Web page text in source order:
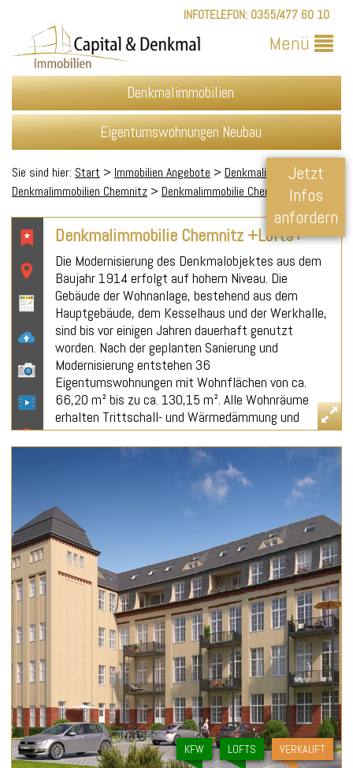
INFOTELEFON: 0355/477 60 10
Menü
Jetzt
Infos
anfordern
Denkmalimmobilien
Eigentumswohnungen Neubau
Sie sind hier: Start > Immobilien Angebote > Denkmalimmobilien>
Denkmalimmobilien Chemnitz > Denkmalimmobilie Chemnitz +Lofts+
Denkmalimmobilie Chemnitz +Lofts+
Die Modernisierung des Denkmalobjektes aus dem
Baujahr 1914 erfolgt auf hohem Niveau. Die
Gebäude der Wohnanlage, bestehend aus dem
Hauptgebäude, dem Kesselhaus und der Werkhalle,
sind bis vor einigen Jahren dauerhaft genutzt
worden. Nach der geplanten Sanierung und
Modernisierung entstehen 36
Eigentumswohnungen mit Wohnflächen von ca.
66,20 m² bis zu ca. 130,15 m². Alle Wohnräume
erhalten Trittschall- und Wärmedämmung und
werden mit edlem Holzparkett ausgelegt. Küchen
und Bäder werden stilvoll gefliest. Moderne
Armaturen und Sanitäreinrichtungen werden
installiert. Alle Wohneinheiten erhalten einen
Balkon. Für Heizung und Warmwasser werden
neben moderner Erdgas-Brennwerttechnik, einer
Wärmepumpe, regenerative Energien wie
Solarenergie verwendet. Durch das Energiekonzept
werden die Vorgaben eines KfW-Denkmal
Effizienzhauses erfüllt.
Nach Fertigstellung umfasst die Wohnanlage
insgesamt 36 Wohnungen auf einer
Gesamtwohnfläche von ca. 3.690 m², inkl.
Balkonen, Dachloggien und Terrassen. Jede
Wohnung ist als in sich abgeschlossener Bereich
konzipiert. Der größte Teil der Wohnungen verfügt
über einen Abstellraum in der Wohnung und einen
Keller.
KFW LOFTS VERKAUFT